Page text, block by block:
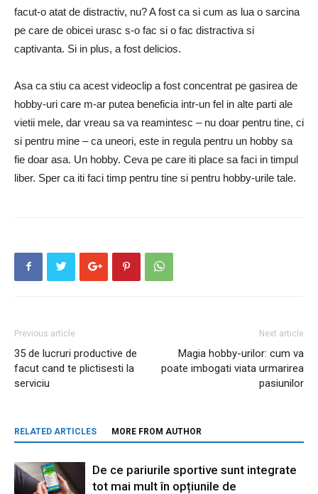
facut-o atat de distractiv, nu? A fost ca si cum as lua o sarcina
pe care de obicei urasc s-o fac si o fac distractiva si
captivanta. Si in plus, a fost delicios.
Asa ca stiu ca acest videoclip a fost concentrat pe gasirea de
hobby-uri care m-ar putea beneficia intr-un fel in alte parti ale
vietii mele, dar vreau sa va reamintesc – nu doar pentru tine, ci
si pentru mine – ca uneori, este in regula pentru un hobby sa
fie doar asa. Un hobby. Ceva pe care iti place sa faci in timpul
liber. Sper ca iti faci timp pentru tine si pentru hobby-urile tale.
Previous article
35 de lucruri productive de
facut cand te plictisesti la
serviciu
Next article
Magia hobby-urilor: cum va
poate imbogati viata urmarirea
pasiunilor
RELATED ARTICLES MORE FROM AUTHOR
De ce pariurile sportive sunt integrate
tot mai mult în opțiunile de